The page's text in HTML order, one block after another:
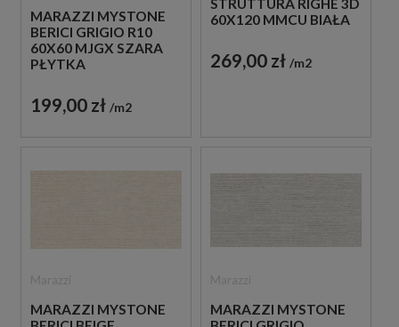
MARAZZI MYSTONE
BERICI GRIGIO R10
60X60 MJGX SZARA
PŁYTKA
IMITUJĄCA KAMIEŃ
199,00 zł m2
STRUTTURA RIGHE 3D
60X120 MMCU BIAŁA
STRUKTURALNA
IMITUJĄCA KAMIEŃ
269,00 zł m2
MARAZZI MYSTONE
MARAZZI MYSTONE